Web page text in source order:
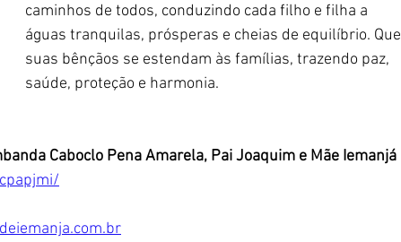
caminhos de todos, conduzindo cada filho e filha a
águas tranquilas, prósperas e cheias de equilíbrio. Que
suas bênçãos se estendam às famílias, trazendo paz,
saúde, proteção e harmonia.
Caboclo Pena Amarela, Pai Joaquim e Mãe Iemanjá